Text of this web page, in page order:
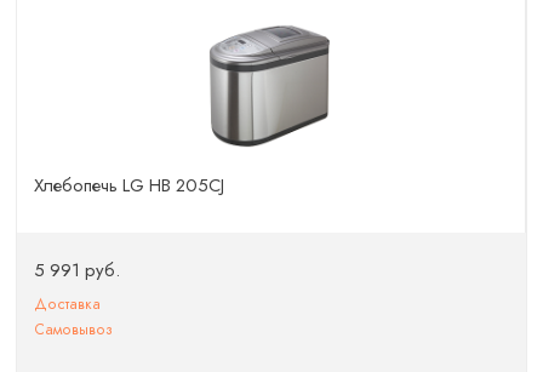
Хлебопечь LG HB 205CJ
5 991 руб.
Доставка
Самовывоз